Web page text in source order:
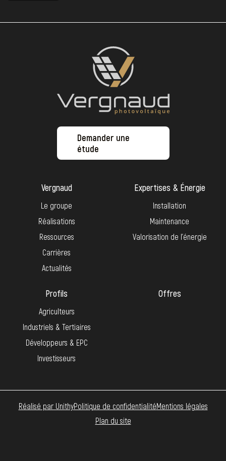
Demander une
étude
Vergnaud
Le groupe
Réalisations
Ressources
Carrières
Actualités
Expertises & Énergie
Installation
Maintenance
Valorisation de l’énergie
Profils
Agriculteurs
Industriels & Tertiaires
Développeurs & EPC
Investisseurs
Offres
Réalisé par UnithyPolitique de confidentialitéMentions légales
Plan du site